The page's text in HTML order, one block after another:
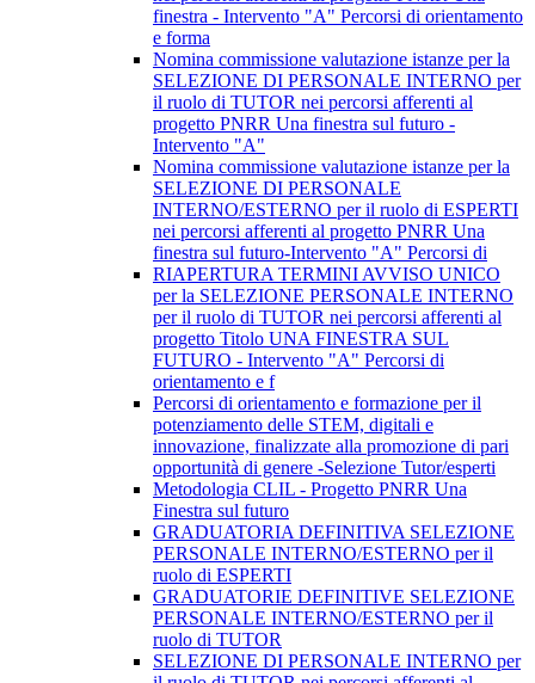
finestra - Intervento "A" Percorsi di orientamento
e forma
Nomina commissione valutazione istanze per la
SELEZIONE DI PERSONALE INTERNO per
il ruolo di TUTOR nei percorsi afferenti al
progetto PNRR Una finestra sul futuro -
Intervento "A"
Nomina commissione valutazione istanze per la
SELEZIONE DI PERSONALE
INTERNO/ESTERNO per il ruolo di ESPERTI
nei percorsi afferenti al progetto PNRR Una
finestra sul futuro-Intervento "A" Percorsi di
RIAPERTURA TERMINI AVVISO UNICO
per la SELEZIONE PERSONALE INTERNO
per il ruolo di TUTOR nei percorsi afferenti al
progetto Titolo UNA FINESTRA SUL
FUTURO - Intervento "A" Percorsi di
orientamento e f
Percorsi di orientamento e formazione per il
potenziamento delle STEM, digitali e
innovazione, finalizzate alla promozione di pari
opportunità di genere -Selezione Tutor/esperti
Metodologia CLIL - Progetto PNRR Una
Finestra sul futuro
GRADUATORIA DEFINITIVA SELEZIONE
PERSONALE INTERNO/ESTERNO per il
ruolo di ESPERTI
GRADUATORIE DEFINITIVE SELEZIONE
PERSONALE INTERNO/ESTERNO per il
ruolo di TUTOR
SELEZIONE DI PERSONALE INTERNO per